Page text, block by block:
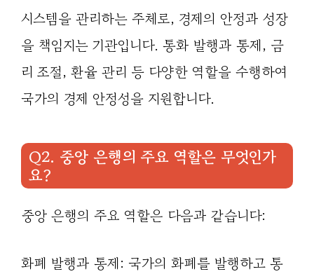
시스템을 관리하는 주체로, 경제의 안정과 성장
을 책임지는 기관입니다. 통화 발행과 통제, 금
리 조절, 환율 관리 등 다양한 역할을 수행하여
국가의 경제 안정성을 지원합니다.
Q2. 중앙 은행의 주요 역할은 무엇인가
요?
중앙 은행의 주요 역할은 다음과 같습니다:
화폐 발행과 통제: 국가의 화폐를 발행하고 통